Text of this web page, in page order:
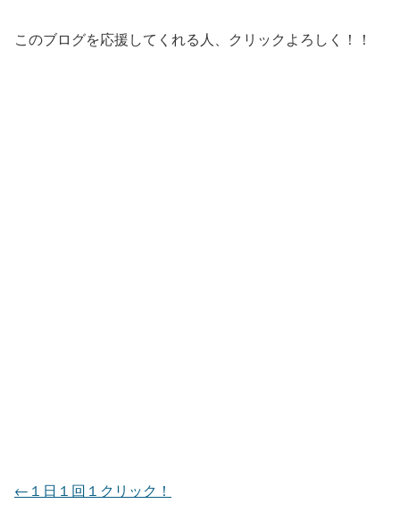
このブログを応援してくれる人、クリックよろしく！！
←１日１回１クリック！